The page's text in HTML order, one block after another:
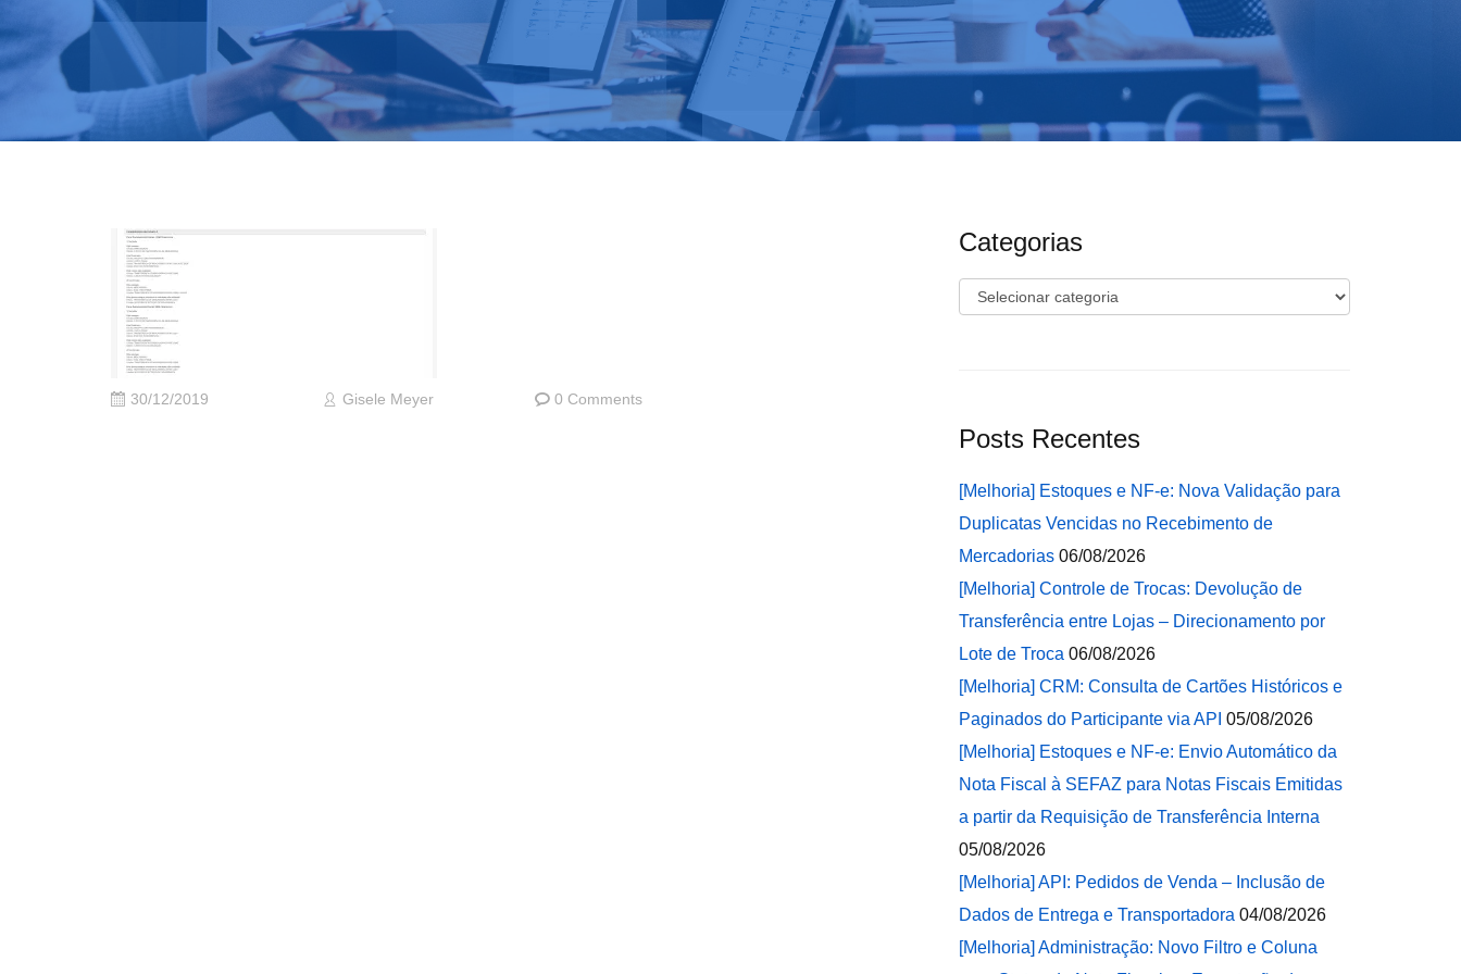
30/12/2019 Gisele Meyer 0 Comments
Categorias
Categorias
Posts Recentes
[Melhoria] Estoques e NF-e: Nova Validação para
Duplicatas Vencidas no Recebimento de
Mercadorias 06/08/2026
[Melhoria] Controle de Trocas: Devolução de
Transferência entre Lojas – Direcionamento por
Lote de Troca 06/08/2026
[Melhoria] CRM: Consulta de Cartões Históricos e
Paginados do Participante via API 05/08/2026
[Melhoria] Estoques e NF-e: Envio Automático da
Nota Fiscal à SEFAZ para Notas Fiscais Emitidas
a partir da Requisição de Transferência Interna
05/08/2026
[Melhoria] API: Pedidos de Venda – Inclusão de
Dados de Entrega e Transportadora 04/08/2026
[Melhoria] Administração: Novo Filtro e Coluna